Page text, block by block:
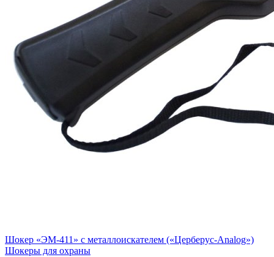
Шокер «ЭМ-411» с металлоискателем («Цeрберус-Analog»)
Шокеры для охраны